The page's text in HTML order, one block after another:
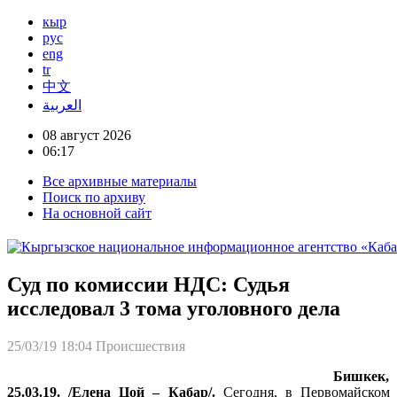
кыр
рус
eng
tr
中文
العربية
08 август 2026
06:17
Все архивные материалы
Поиск по архиву
На основной сайт
Суд по комиссии НДС: Судья
исследовал 3 тома уголовного дела
25/03/19 18:04 Происшествия
Бишкек,
25.03.19. /Елена Цой – Кабар/.Сегодня, в Первомайском